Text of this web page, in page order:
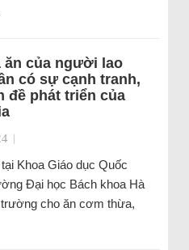
ăn của người lao
có sự cạnh tranh,
đề phát triển của
|
Khoa Giáo dục Quốc
Đại học Bách khoa Hà
cho ăn cơm thừa,